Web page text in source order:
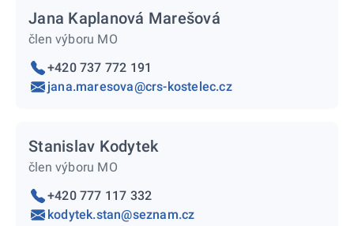
Jana Kaplanová Marešová
člen výboru MO
+420 737 772 191
jana.maresova@crs-kostelec.cz
Stanislav Kodytek
člen výboru MO
+420 777 117 332
kodytek.stan@seznam.cz